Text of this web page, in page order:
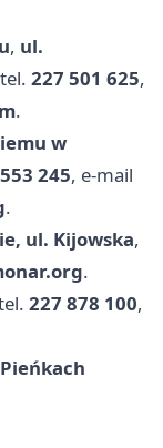
, ul.
227 501 625,
.
w
245, e-mail
.
ul. Kijowska,
.
227 878 100,